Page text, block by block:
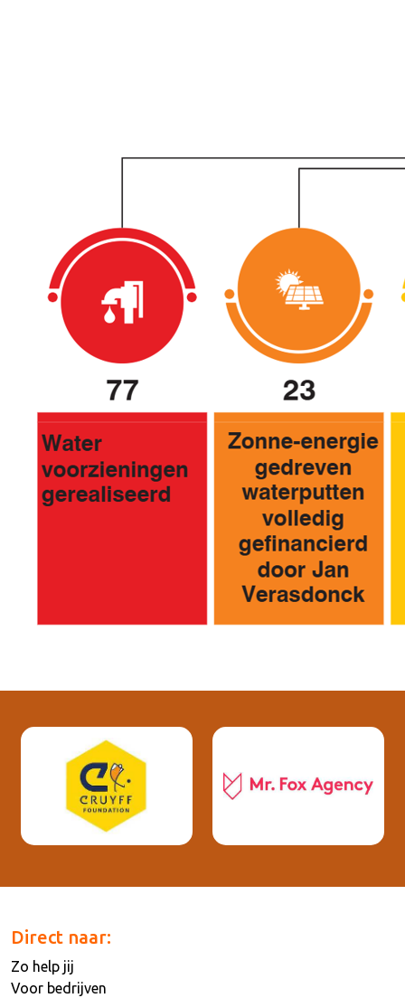
Direct naar:
Zo help jij
Voor bedrijven